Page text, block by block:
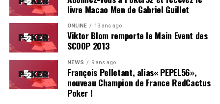
livre Macao Men de Gabriel Guillet
ONLINE 13 ans ago
Viktor Blom remporte le Main Event des
SCOOP 2013
NEWS 9 ans ago
François Pelletant, alias« PEPEL56»,
nouveau Champion de France RedCactus
Poker !